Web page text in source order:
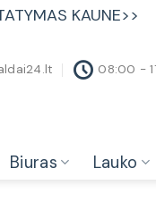
KAUNE>>
08:00 -
Biuras Lauko